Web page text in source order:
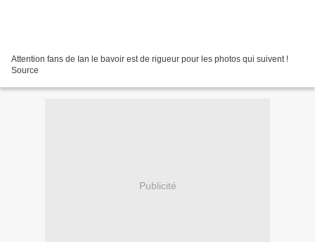
Attention fans de Ian le bavoir est de rigueur pour les photos qui suivent !
Source
Publicité